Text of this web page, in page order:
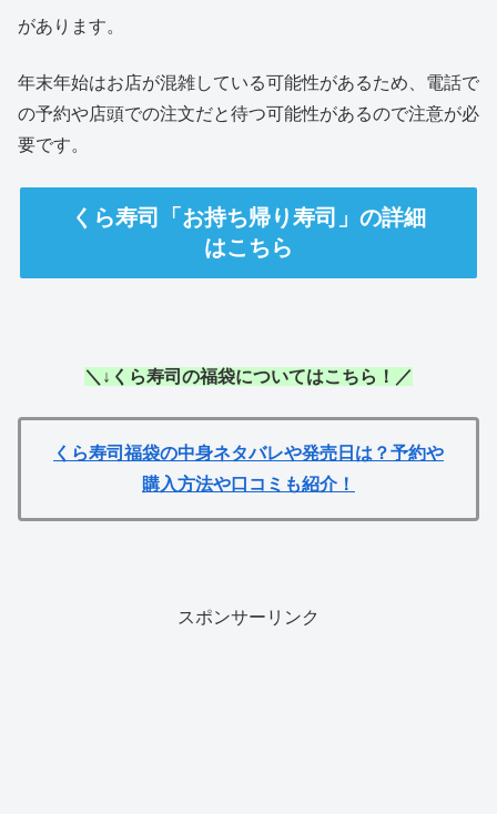
があります。
年末年始はお店が混雑している可能性があるため、電話で
の予約や店頭での注文だと待つ可能性があるので注意が必
要です。
くら寿司「お持ち帰り寿司」の詳細
はこちら
＼↓くら寿司の福袋についてはこちら！／
くら寿司福袋の中身ネタバレや発売日は？予約や
購入方法や口コミも紹介！
スポンサーリンク